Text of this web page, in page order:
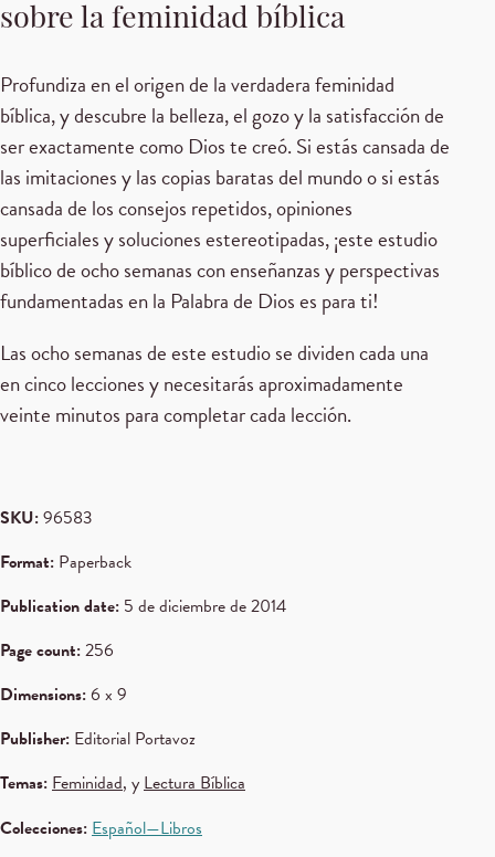
sobre la feminidad bíblica
Profundiza en el origen de la verdadera feminidad
bíblica, y descubre la belleza, el gozo y la satisfacción de
ser exactamente como Dios te creó. Si estás cansada de
las imitaciones y las copias baratas del mundo o si estás
cansada de los consejos repetidos, opiniones
superficiales y soluciones estereotipadas, ¡este estudio
bíblico de ocho semanas con enseñanzas y perspectivas
fundamentadas en la Palabra de Dios es para ti!
Las ocho semanas de este estudio se dividen cada una
en cinco lecciones y necesitarás aproximadamente
veinte minutos para completar cada lección.
SKU:96583
Format: Paperback
Publication date: 5 de diciembre de 2014
Page count:256
Dimensions:6 x 9
Publisher: Editorial Portavoz
Temas: Feminidad, y Lectura Bíblica
Colecciones: Español—Libros